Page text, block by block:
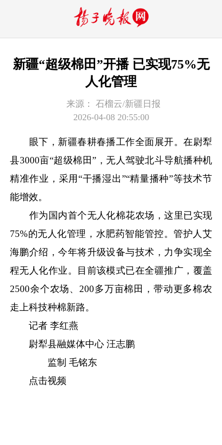
新疆“超级棉田”开播 已实现75%无
人化管理
来源：
石榴云/新疆日报
2026-04-08 20:55:00
眼下，新疆春耕春播工作全面展开。在尉犁
县3000亩“超级棉田”，无人驾驶北斗导航播种机
精准作业，采用“干播湿出”“精量播种”等技术节
能增效。
作为国内首个无人化棉花农场，这里已实现
75%的无人化管理，水肥药智能管控。管护人艾
海鹏介绍，今年将升级设备与技术，力争实现全
程无人化作业。目前该模式已在全疆推广，覆盖
2500余个农场、200多万亩棉田，带动更多棉农
走上科技种棉新路。
记者 李红燕
尉犁县融媒体中心 汪志鹏
监制 毛铭东
点击视频